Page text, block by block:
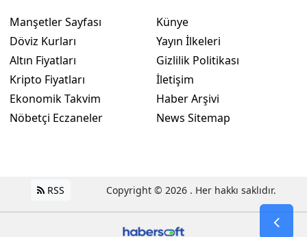
Manşetler Sayfası
Döviz Kurları
Altın Fiyatları
Kripto Fiyatları
Ekonomik Takvim
Nöbetçi Eczaneler
Künye
Yayın İlkeleri
Gizlilik Politikası
İletişim
Haber Arşivi
News Sitemap
RSS Copyright © 2026 . Her hakkı saklıdır.